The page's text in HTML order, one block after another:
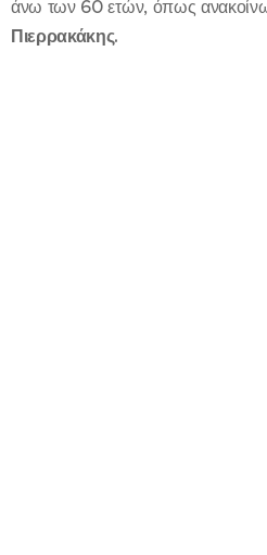
άνω των 60 ετών, όπως
Πιερρακάκης.